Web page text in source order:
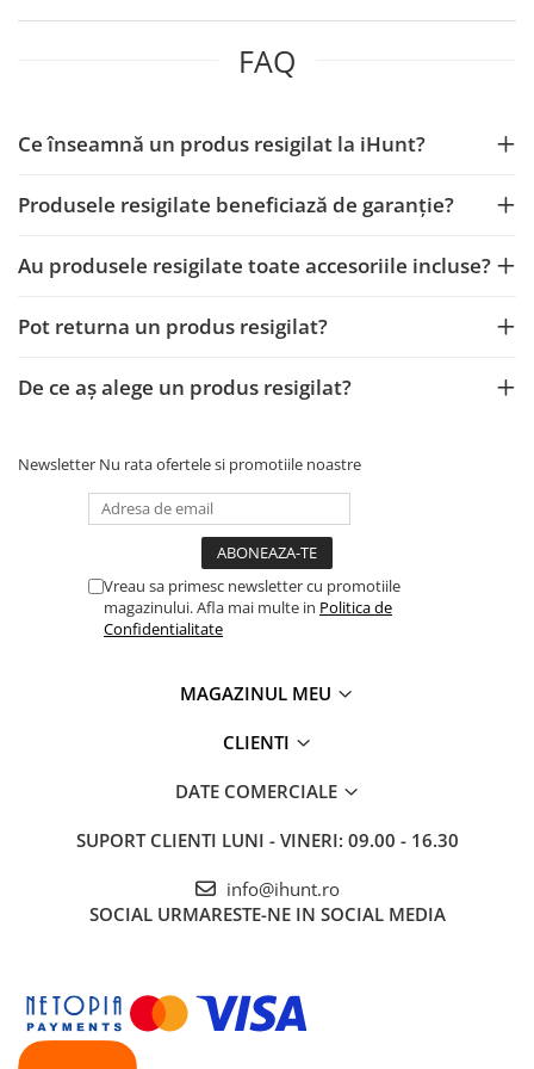
FAQ
Ce înseamnă un produs resigilat la iHunt?
Produsele resigilate beneficiază de garanție?
Au produsele resigilate toate accesoriile incluse?
Pot returna un produs resigilat?
De ce aș alege un produs resigilat?
Newsletter Nu rata ofertele si promotiile noastre
Vreau sa primesc newsletter cu promotiile
magazinului. Afla mai multe in Politica de
Confidentialitate
MAGAZINUL MEU
CLIENTI
DATE COMERCIALE
SUPORT CLIENTI LUNI - VINERI: 09.00 - 16.30
info@ihunt.ro
SOCIAL URMARESTE-NE IN SOCIAL MEDIA